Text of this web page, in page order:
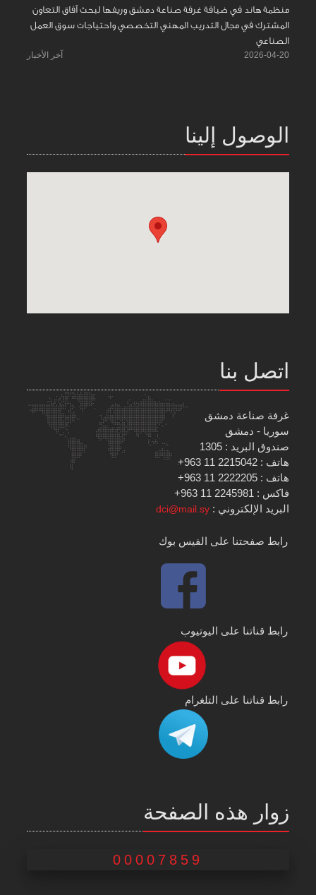
منظمة هاند في ضيافة غرفة صناعة دمشق وريفها لبحث آفاق التعاون
المشترك في مجال التدريب المهني التخصصي واحتياجات سوق العمل
الصناعي
2026-04-20 آخر الأخبار
الوصول إلينا
اتصل بنا
غرفة صناعة دمشق
سوريا - دمشق
صندوق البريد : 1305
هاتف : 2215042 11 963+
هاتف : 2222205 11 963+
فاكس : 2245981 11 963+
البريد الإلكتروني :dci@mail.sy
رابط صفحتنا على الفيس بوك
رابط قناتنا على اليوتيوب
رابط قناتنا على التلغرام
زوار هذه الصفحة
00007859